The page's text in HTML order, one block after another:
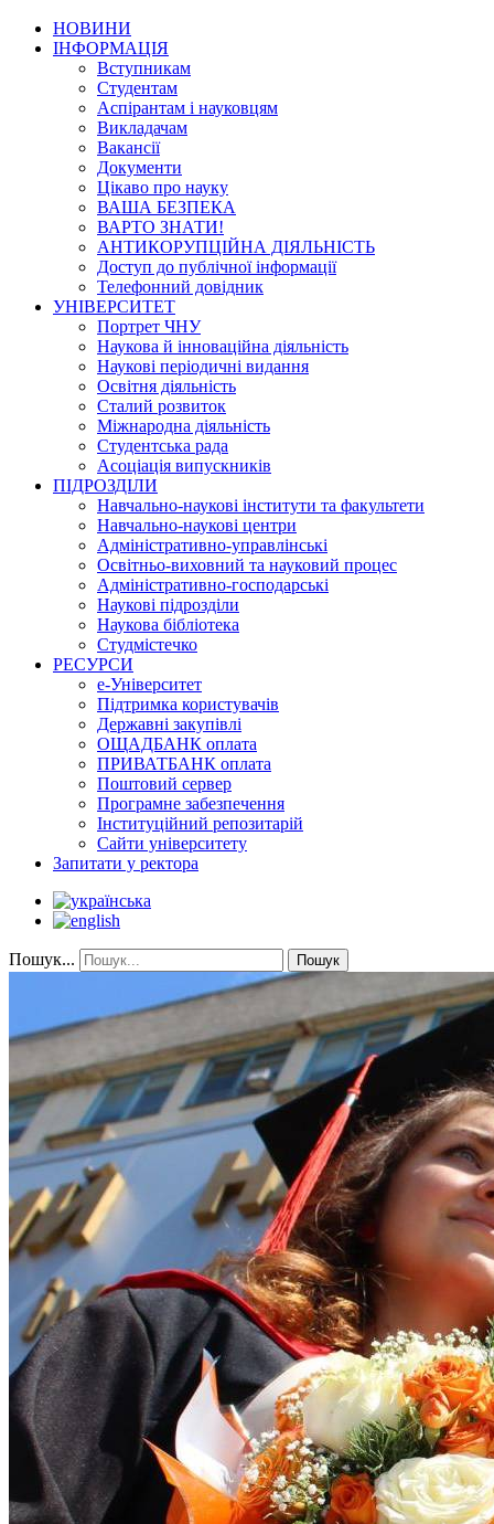
НОВИНИ
ІНФОРМАЦІЯ
Вступникам
Студентам
Аспірантам і науковцям
Викладачам
Вакансії
Документи
Цікаво про науку
ВАША БЕЗПЕКА
ВАРТО ЗНАТИ!
АНТИКОРУПЦІЙНА ДІЯЛЬНІСТЬ
Доступ до публічної інформації
Телефонний довідник
УНІВЕРСИТЕТ
Портрет ЧНУ
Наукова й інноваційна діяльність
Наукові періодичні видання
Освітня діяльність
Сталий розвиток
Міжнародна діяльність
Студентська рада
Асоціація випускників
ПІДРОЗДІЛИ
Навчально-наукові інститути та факультети
Навчально-наукові центри
Адміністративно-управлінські
Освітньо-виховний та науковий процес
Адміністративно-господарські
Наукові підрозділи
Наукова бібліотека
Студмістечко
РЕСУРСИ
е-Університет
Підтримка користувачів
Державні закупівлі
ОЩАДБАНК оплата
ПРИВАТБАНК оплата
Поштовий сервер
Програмне забезпечення
Інституційний репозитарій
Сайти університету
Запитати у ректора
Пошук... Пошук